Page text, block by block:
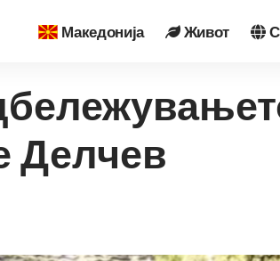
Македонија Живот
Делчев